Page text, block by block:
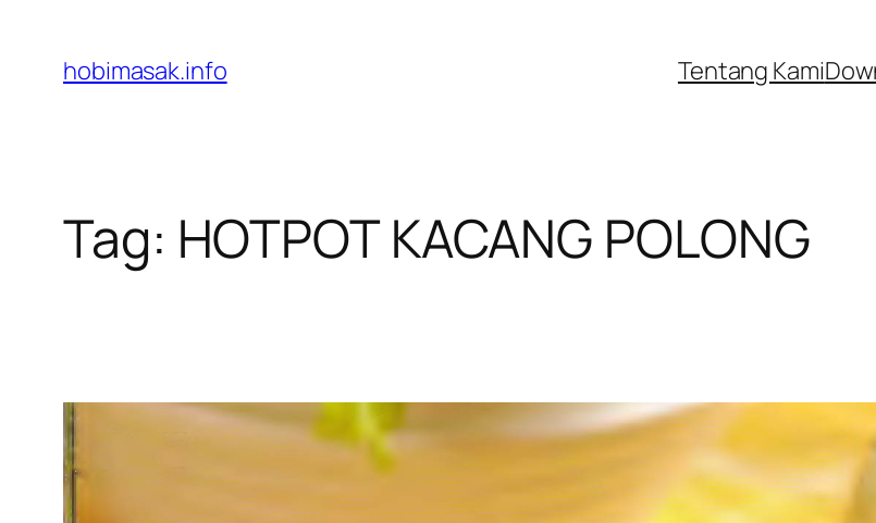
content
hobimasak.info Tentang Kami
Tag: HOTPOT KACANG POLONG